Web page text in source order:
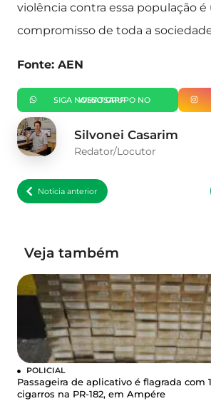
violência contra essa população é
compromisso de toda a
Fonte: AEN
SIGA NOSSO GRUPO NO WHATSAPP
Silvonei Casarim
Redator/Locutor
Notícia anterior
Veja também
POLICIAL
Passageira de aplicativo é flagrada com
cigarros na PR-182, em Ampére